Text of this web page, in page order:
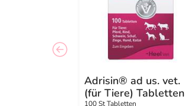
Adrisin® ad us. vet.
(für Tiere) Tabletten
100 St Tabletten